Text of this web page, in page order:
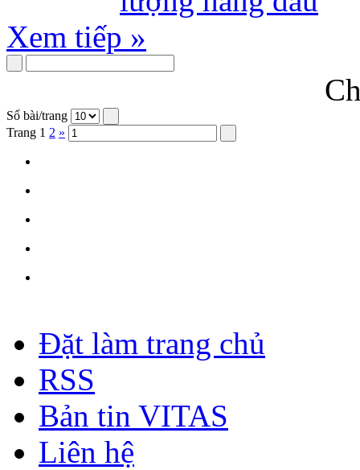
Xem tiếp »
Số bài/trang
Trang 1 2 »
Đặt làm trang chủ
RSS
Bản tin VITAS
Liên hệ